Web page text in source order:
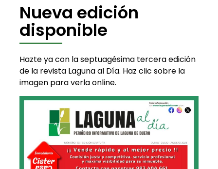
Nueva edición
disponible
Hazte ya con la septuagésima tercera edición
de la revista Laguna al Día. Haz clic sobre la
imagen para verla online.